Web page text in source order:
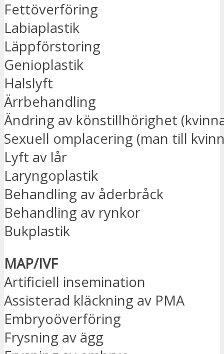
Fettöverföring
Labiaplastik
Läppförstoring
Genioplastik
Halslyft
Ärrbehandling
Ändring av könstillhörighet
Sexuell omplacering (man till
Lyft av lår
Laryngoplastik
Behandling av åderbråck
Behandling av rynkor
Bukplastik
MAP/IVF
Artificiell insemination
Assisterad kläckning av PMA
Embryoöverföring
Frysning av ägg